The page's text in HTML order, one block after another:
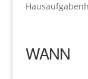
WANN